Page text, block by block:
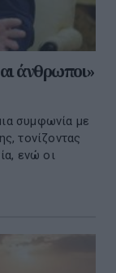
άνθρωποι»
συμφωνία με
τονίζοντας
ενώ οι